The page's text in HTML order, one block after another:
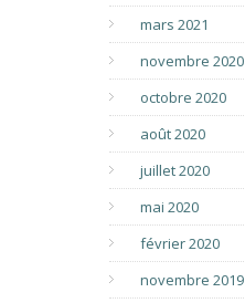
mars 2021
novembre 2020
octobre 2020
août 2020
juillet 2020
mai 2020
février 2020
novembre 2019